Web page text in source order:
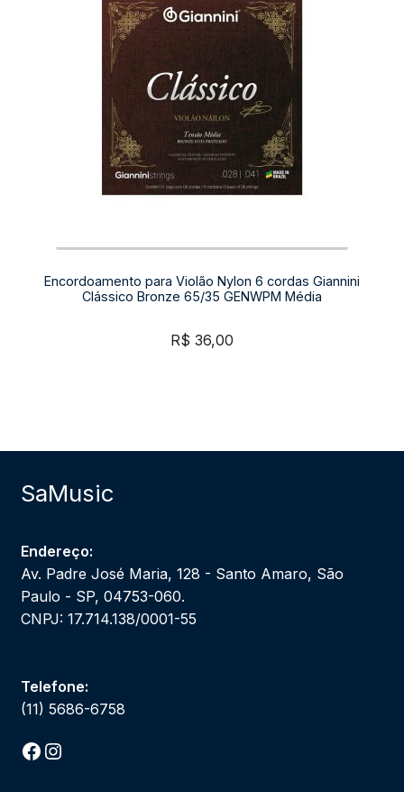
Encordoamento para Violão Nylon 6 cordas Giannini
Clássico Bronze 65/35 GENWPM Média
R$ 36,00
SaMusic
Endereço:
Av. Padre José Maria, 128 - Santo Amaro, São
Paulo - SP, 04753-060.
CNPJ: 17.714.138/0001-55
Telefone:
(11) 5686-6758
Facebook
Instagram